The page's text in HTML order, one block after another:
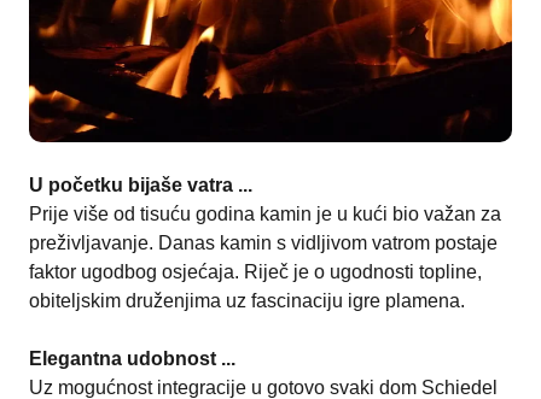
U početku bijaše vatra ...
Prije više od tisuću godina kamin je u kući bio važan za
preživljavanje. Danas kamin s vidljivom vatrom postaje
faktor ugodbog osjećaja. Riječ je o ugodnosti topline,
obiteljskim druženjima uz fascinaciju igre plamena.
Elegantna udobnost ...
Uz mogućnost integracije u gotovo svaki dom Schiedel